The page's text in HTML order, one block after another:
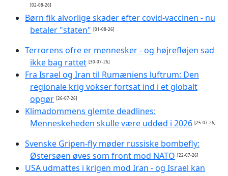
[02-08-26]
Børn fik alvorlige skader efter covid-vaccinen - nu
betaler "staten" [01-08-26]
Terrorens ofre er mennesker - og højrefløjen sad
ikke bag rattet [30-07-26]
Fra Israel og Iran til Rumæniens luftrum: Den
regionale krig vokser fortsat ind i et globalt
opgør [26-07-26]
Klimadommens glemte deadlines:
Menneskeheden skulle være uddød i 2026 [25-07-26]
Svenske Gripen-fly møder russiske bombefly:
Østersøen øves som front mod NATO [22-07-26]
USA udmattes i krigen mod Iran - og Israel kan